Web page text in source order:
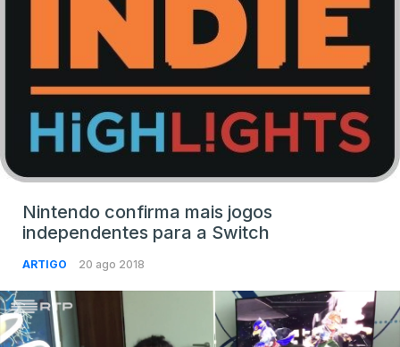
Nintendo confirma mais jogos
independentes para a Switch
ARTIGO 20 ago 2018